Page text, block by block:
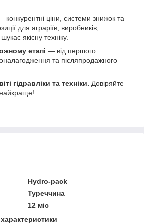
конкурентні ціни, системи знижок та
для аграріїв, виробників,
якісну техніку.
етапі — від першого
та післяпродажного
гідравліки та техніки. Довіряйте
Hydro-pack
Туреччина
12 міс